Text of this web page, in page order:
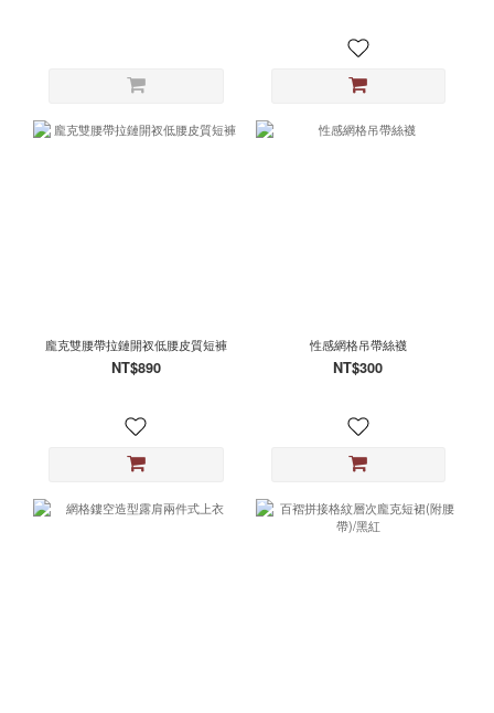
龐克雙腰帶拉鏈開衩低腰皮質短褲
NT$890
性感網格吊帶絲襪
NT$300